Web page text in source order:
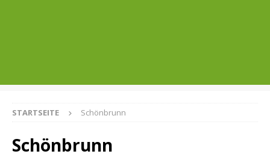
STARTSEITE Schönbrunn
Schönbrunn